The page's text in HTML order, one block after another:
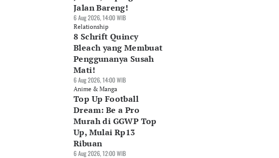
Jalan Bareng!
6 Aug 2026, 14:00 WIB
Relationship
8 Schrift Quincy
Bleach yang Membuat
Penggunanya Susah
Mati!
6 Aug 2026, 14:00 WIB
Anime & Manga
Top Up Football
Dream: Be a Pro
Murah di GGWP Top
Up, Mulai Rp13
Ribuan
6 Aug 2026, 12:00 WIB